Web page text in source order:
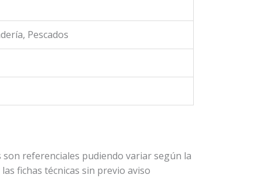
Pescados
referenciales pudiendo variar según la
fichas técnicas sin previo aviso